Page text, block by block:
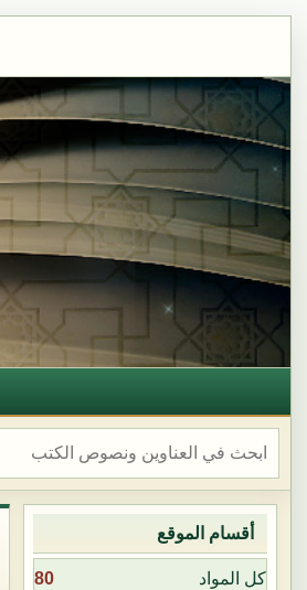
أقسام الموقع
كل المواد 80